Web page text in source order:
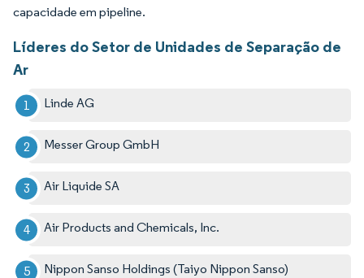
capacidade em pipeline.
Líderes do Setor de Unidades de Separação de
Ar
Linde AG
Messer Group GmbH
Air Liquide SA
Air Products and Chemicals, Inc.
Nippon Sanso Holdings (Taiyo Nippon Sanso)